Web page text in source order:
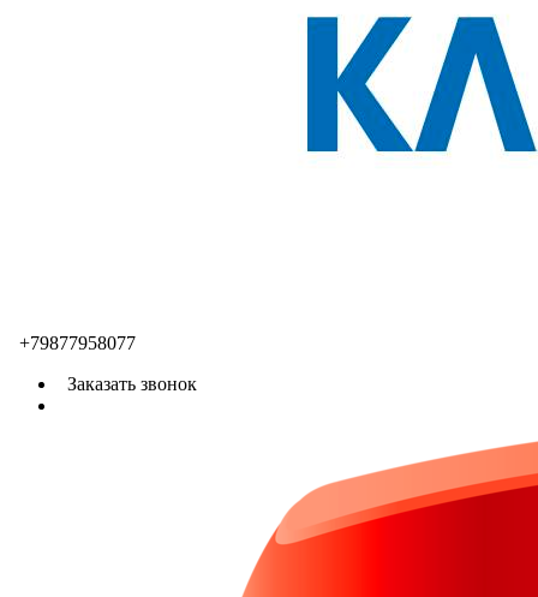
+79877958077
Заказать звонок